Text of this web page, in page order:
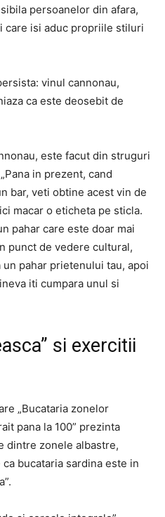
persoanelor din afara,
care isi aduc propriile stiluri
vinul cannonau,
ca este deosebit de
este facut din struguri
in prezent, cand
bar, veti obtine acest vin de
macar o eticheta pe sticla.
pahar care este doar mai
punct de vedere cultural,
pahar prietenului tau, apoi
iti cumpara unul si
si exercitii
„Bucataria zonelor
pana la 100” prezinta
dintre zonele albastre,
bucataria sardina este in